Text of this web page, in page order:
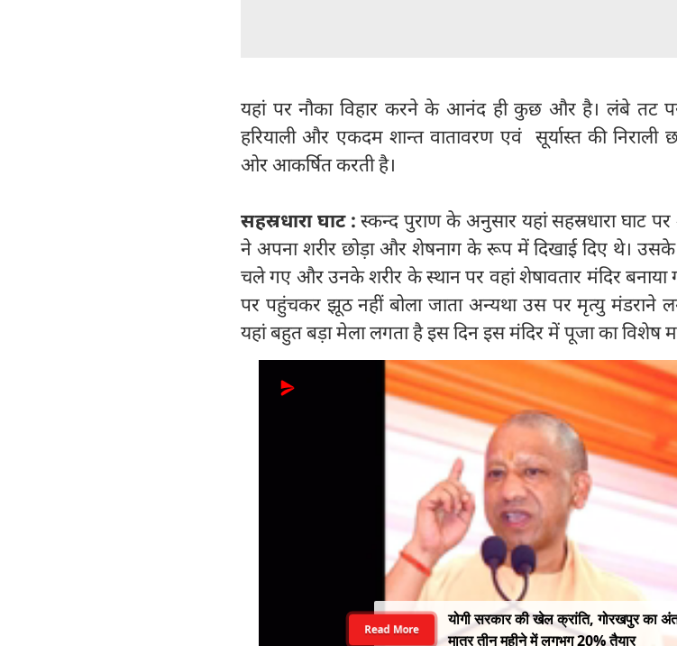
यहां पर नौका विहार करने के आनंद ही कुछ और है। लंबे तट पर
हरियाली और एकदम शान्त वातावरण एवं सूर्यास्त की निराली
ओर आकर्षित करती है।
सहस्रधारा घाट : स्कन्द पुराण के अनुसार यहां सहस्रधारा घाट पर
ने अपना शरीर छोड़ा और शेषनाग के रूप में दिखाई दिए थे।
चले गए और उनके शरीर के स्थान पर वहां शेषावतार मंदिर बनाया
पर पहुंचकर झूठ नहीं बोला जाता अन्यथा उस पर मृत्यु मंडराने
यहां बहुत बड़ा मेला लगता है इस दिन इस मंदिर में पूजा का विशेष
योगी सरकार की खेल क्रांति, गोरखपुर का
मात्र तीन महीने में लगभग 20% तैयार
Read More